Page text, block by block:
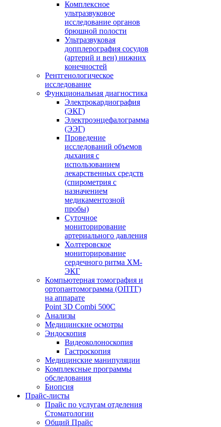
Комплексное
ультразвуковое
исследование органов
брюшной полости
Ультразвуковая
допплерография сосудов
(артерий и вен) нижних
конечностей
Рентгенологическое
исследование
Функциональная диагностика
Электрокардиография
(ЭКГ)
Электроэнцефалограмма
(ЭЭГ)
Проведение
исследований объемов
дыхания с
использованием
лекарственных средств
(спирометрия с
назначением
медикаментозной
пробы)
Суточное
мониторирование
артериального давления
Холтеровское
мониторирование
сердечного ритма ХМ-
ЭКГ
Компьютерная томография и
ортопантомограмма (ОПТГ)
на аппарате
Point 3D Combi 500C
Анализы
Медицинские осмотры
Эндоскопия
Видеоколоноскопия
Гастроскопия
Медицинские манипуляции
Комплексные программы
обследования
Биопсия
Прайс-листы
Прайс по услугам отделения
Стоматологии
Общий Прайс